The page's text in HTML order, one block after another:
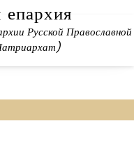
Русской Православной